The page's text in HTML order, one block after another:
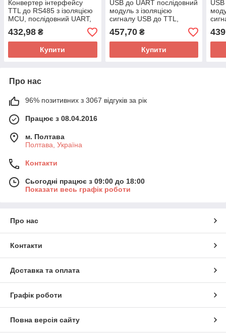
Конвертер інтерфейсу
TTL до RS485 з ізоляцією
MCU, послідовний UART,
100-256000 біт/с, 3,0-5,5В
432,98 ₴
Купити
USB до UART послідовний
модуль з ізоляцією
сигналу USB до TTL,
FT232, 5 В/3,3В
457,70₴
Купити
Про нас
96% позитивних з 3067 відгуків за рік
Працює з 08.04.2016
м. Полтава
Полтава, Україна
Контакти
Сьогодні працює з 09:00 до 18:00
Показати весь графік роботи
Про нас
Контакти
Доставка та оплата
Графік роботи
Повна версія сайту